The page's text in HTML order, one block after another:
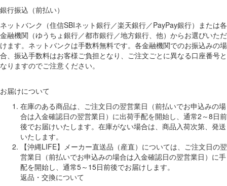
銀行振込（前払い）
ネットバンク（住信SBIネット銀行／楽天銀行／PayPay銀行）または各
金融機関（ゆうちょ銀行／都市銀行／地方銀行、他）からお選びいただ
けます。ネットバンクは手数料無料です。各金融機関でのお振込みの場
合、振込手数料はお客様ご負担となり、ご注文ごとに異なる口座番号と
なりますのでご注意ください。
お届けについて
在庫のある商品は、ご注文日の翌営業日（前払いでお申込みの場
合は入金確認日の翌営業日）に出荷手配を開始し、通常2～8日前
後でお届けいたします。在庫がない場合は、商品入荷次第、発送
いたします。
【沖縄LIFE】メーカー直送品（産直）については、ご注文日の翌
営業日（前払いでお申込みの場合は入金確認日の翌営業日）に手
配を開始し、通常5～15日前後でお届けします。
返品・交換について